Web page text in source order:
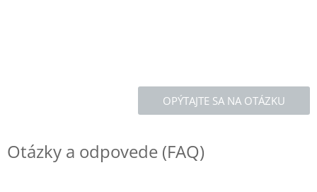
OPÝTAJTE SA NA OTÁZKU
Otázky a odpovede (FAQ)